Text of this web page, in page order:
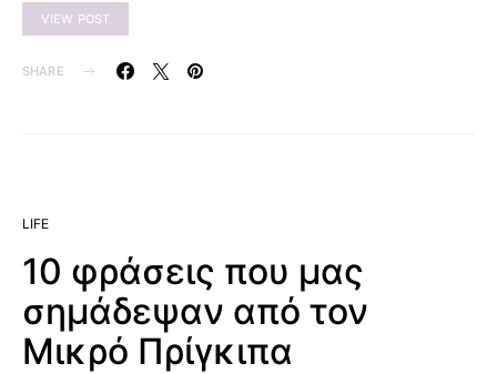
VIEW POST
SHARE
LIFE
10 φράσεις που μας
σημάδεψαν από τον
Μικρό Πρίγκιπα